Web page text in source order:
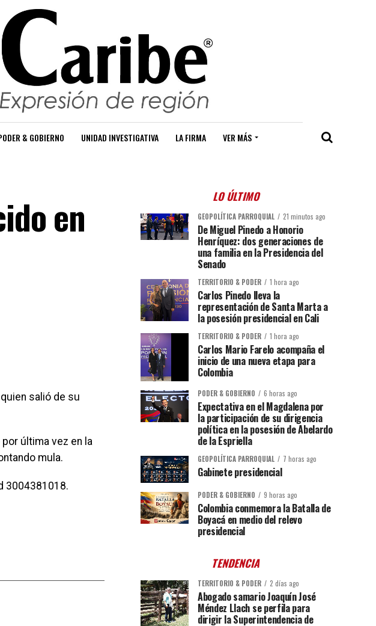
& GOBIERNO UNIDAD INVESTIGATIVA LA FIRMA VER MÁS
en
salió de su
última vez en la
mula.
3004381018.
LO ÚLTIMO
GEOPOLÍTICA PARROQUIAL 21 minutos ago
De Miguel Pinedo a Honorio
Henríquez: dos generaciones de
una familia en la Presidencia del
Senado
TERRITORIO & PODER 1 hora ago
Carlos Pinedo lleva la
representación de Santa Marta a
la posesión presidencial en Cali
TERRITORIO & PODER 1 hora ago
Carlos Mario Farelo acompaña el
inicio de una nueva etapa para
Colombia
PODER & GOBIERNO 6 horas ago
Expectativa en el Magdalena por
la participación de su dirigencia
política en la posesión de Abelardo
de la Espriella
GEOPOLÍTICA PARROQUIAL 7 horas ago
Gabinete presidencial
PODER & GOBIERNO 9 horas ago
Colombia conmemora la Batalla de
Boyacá en medio del relevo
presidencial
TENDENCIA
TERRITORIO & PODER 2 días ago
Abogado samario Joaquín José
Méndez Llach se perfila para
dirigir la Superintendencia de